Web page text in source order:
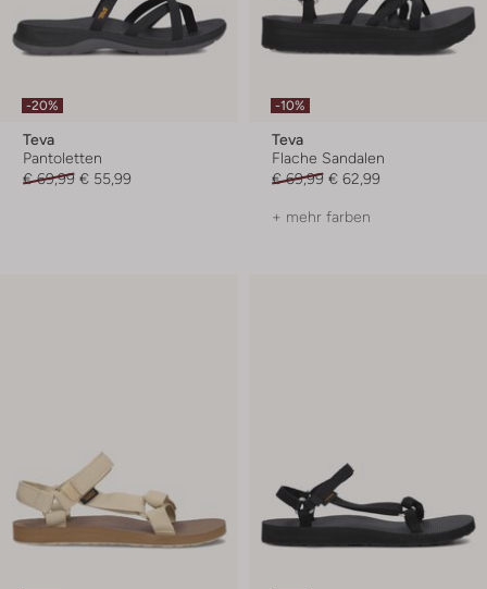
-20%
Teva
Pantoletten
€ 69,99 € 55,99
-10%
Teva
Flache Sandalen
€ 69,99 € 62,99
+ mehr farben